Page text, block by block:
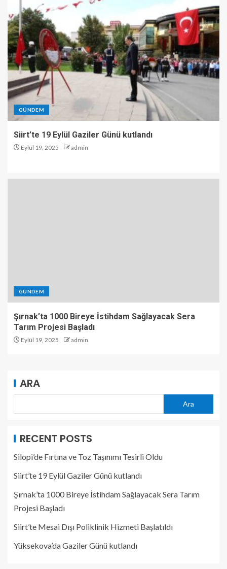
GÜNDEM
Siirt’te 19 Eylül Gaziler Günü kutlandı
Eylül 19, 2025 admin
GÜNDEM
Şırnak’ta 1000 Bireye İstihdam Sağlayacak Sera
Tarım Projesi Başladı
Eylül 19, 2025 admin
ARA
Ara
RECENT POSTS
Silopi’de Fırtına ve Toz Taşınımı Tesirli Oldu
Siirt’te 19 Eylül Gaziler Günü kutlandı
Şırnak’ta 1000 Bireye İstihdam Sağlayacak Sera Tarım
Projesi Başladı
Siirt’te Mesai Dışı Poliklinik Hizmeti Başlatıldı
Yüksekova’da Gaziler Günü kutlandı